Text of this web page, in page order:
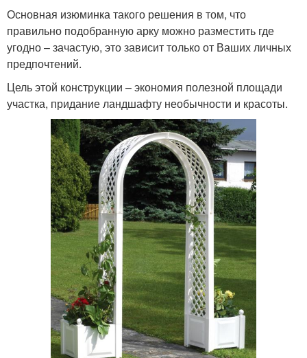
Основная изюминка такого решения в том, что
правильно подобранную арку можно разместить где
угодно – зачастую, это зависит только от Ваших личных
предпочтений.
Цель этой конструкции – экономия полезной площади
участка, придание ландшафту необычности и красоты.